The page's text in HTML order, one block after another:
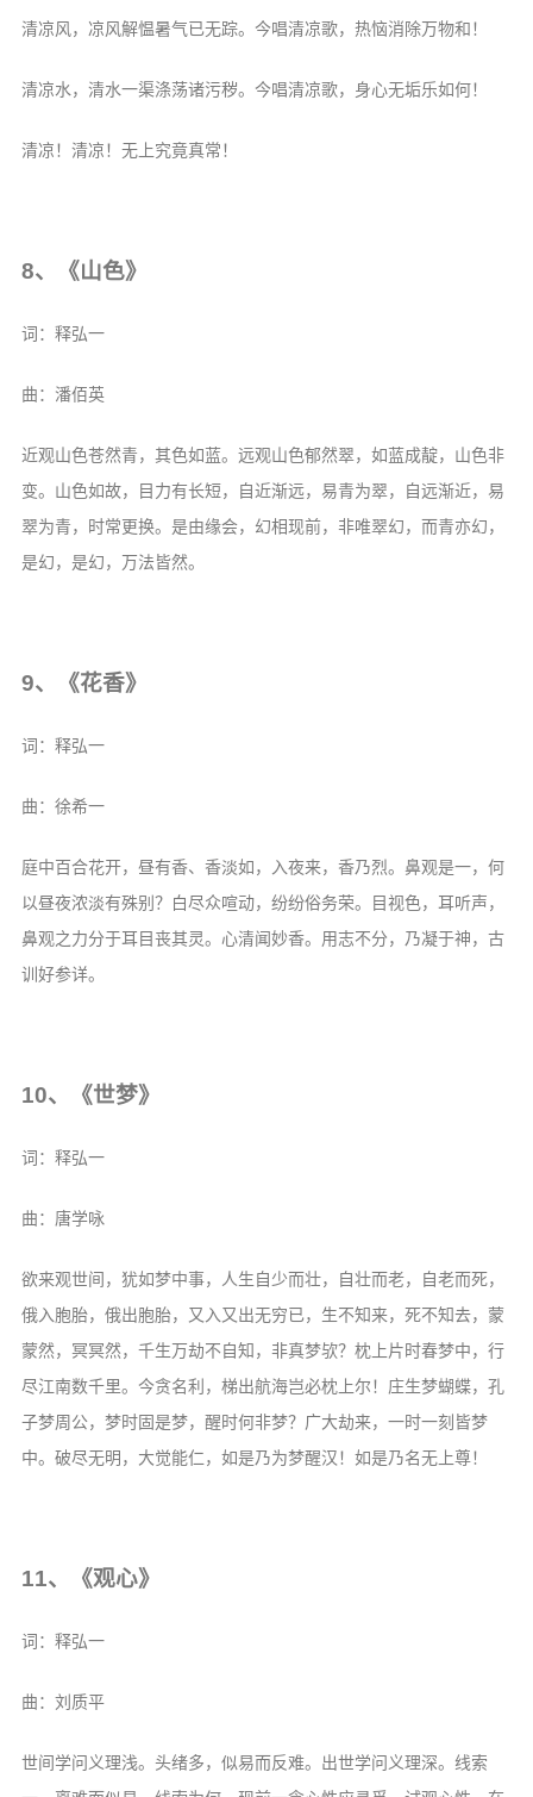
清凉风，凉风解愠暑气已无踪。今唱清凉歌，热恼消除万物和！
清凉水，清水一渠涤荡诸污秽。今唱清凉歌，身心无垢乐如何！
清凉！清凉！无上究竟真常！
8、《山色》
词：释弘一
曲：潘佰英
近观山色苍然青，其色如蓝。远观山色郁然翠，如蓝成靛，山色非
变。山色如故，目力有长短，自近渐远，易青为翠，自远渐近，易
翠为青，时常更换。是由缘会，幻相现前，非唯翠幻，而青亦幻，
是幻，是幻，万法皆然。
9、《花香》
词：释弘一
曲：徐希一
庭中百合花开，昼有香、香淡如，入夜来，香乃烈。鼻观是一，何
以昼夜浓淡有殊别？白尽众喧动，纷纷俗务荣。目视色，耳听声，
鼻观之力分于耳目丧其灵。心清闻妙香。用志不分，乃凝于神，古
训好参详。
10、《世梦》
词：释弘一
曲：唐学咏
欲来观世间，犹如梦中事，人生自少而壮，自壮而老，自老而死，
俄入胞胎，俄出胞胎，又入又出无穷已，生不知来，死不知去，蒙
蒙然，冥冥然，千生万劫不自知，非真梦欤？枕上片时春梦中，行
尽江南数千里。今贪名利，梯出航海岂必枕上尔！庄生梦蝴蝶，孔
子梦周公，梦时固是梦，醒时何非梦？广大劫来，一时一刻皆梦
中。破尽无明，大觉能仁，如是乃为梦醒汉！如是乃名无上尊！
11、《观心》
词：释弘一
曲：刘质平
世间学问义理浅。头绪多，似易而反难。出世学问义理深。线索